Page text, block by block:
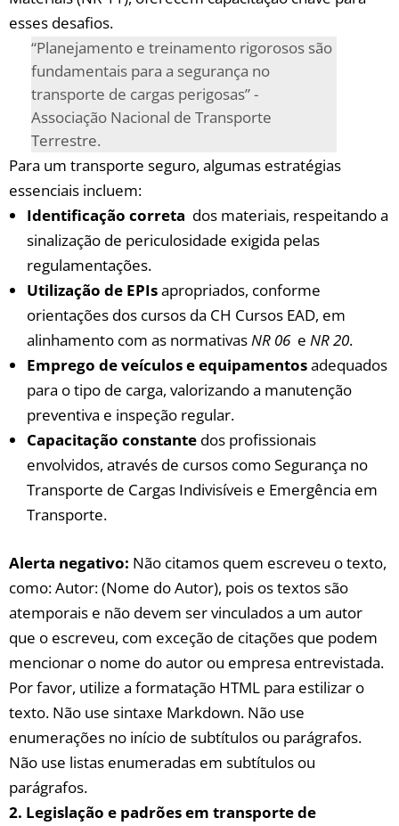
esses desafios.
“Planejamento e treinamento ​rigorosos são
‌fundamentais para a segurança no
transporte ​de‍ cargas perigosas” ​-
Associação Nacional de Transporte
Terrestre.
Para um ⁣transporte‌ seguro, algumas estratégias
essenciais incluem:
Identificação correta ​ dos materiais, respeitando a
sinalização de periculosidade ⁢exigida pelas
regulamentações.
Utilização de EPIsapropriados, conforme
orientações ​dos ⁣cursos da CH​ Cursos EAD,⁢ em
‍alinhamento com as⁤ normativasNR 06⁢ e NR 20.
Emprego de veículos e equipamentosadequados
para o tipo ‌de carga, valorizando ‍a ⁢manutenção⁤
preventiva e ​inspeção regular.
Capacitação ‍constante dos profissionais
‌envolvidos,‌ através de cursos como Segurança no
Transporte de Cargas Indivisíveis e Emergência em
Transporte.
Alerta negativo: Não​ citamos⁢ quem⁤ escreveu o texto,
⁢como: Autor: (Nome ⁣do‌ Autor),‍ pois os textos são
‍atemporais⁤ e não devem⁣ ser vinculados a um ⁢autor
que o escreveu, com exceção ⁣de citações que podem
mencionar o⁣ nome do ​autor ou empresa entrevistada.
‌Por favor, ⁤utilize a formatação ⁢HTML⁤ para estilizar​ o
texto. ‍Não use sintaxe​ Markdown.⁣ Não use⁣
enumerações no⁣ início de ⁤subtítulos ou parágrafos.‍
Não ⁢use listas enumeradas em subtítulos ou
parágrafos.
2.⁣ Legislação‌ e padrões em ‍transporte de